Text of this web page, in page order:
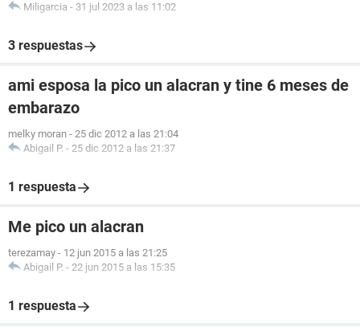
Miligarcia - 31 jul 2023 a las 11:02
3 respuestas
ami esposa la pico un alacran y tine 6 meses de
embarazo
melky moran - 25 dic 2012 a las 21:04
Abigail P. - 25 dic 2012 a las 21:37
1 respuesta
Me pico un alacran
terezamay - 12 jun 2015 a las 21:25
Abigail P. - 22 jun 2015 a las 15:35
1 respuesta